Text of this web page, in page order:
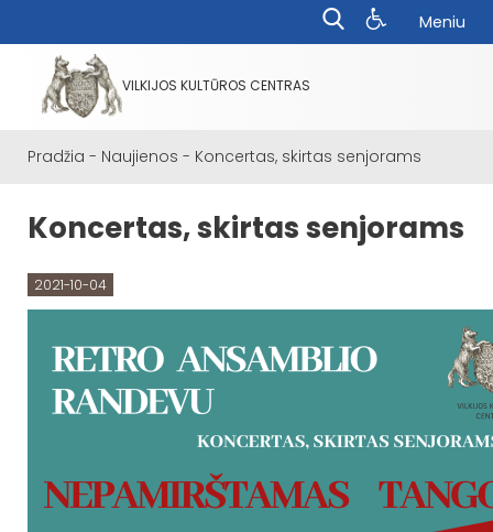
Meniu
VILKIJOS KULTŪROS CENTRAS
Pradžia - Naujienos - Koncertas, skirtas senjorams
Koncertas, skirtas senjorams
2021-10-04